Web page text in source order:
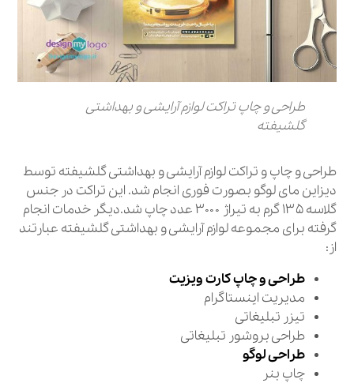
طراحی و چاپ تراکت لوازم آرایشی و بهداشتی
گلشیفته
طراحی و چاپ و تراکت لوازم آرایشی و بهداشتی گلشیفته توسط
دیزاین مای لوگو بصورت فوری انجام شد. این تراکت در جنس
گلاسه ۱۳۵ گرم به تیراژ ۳۰۰۰ عدد چاپ شد.دیگر خدمات انجام
گرفته برای مجموعه لوازم آرایشی و بهداشتی گلشیفته عبارتند
از:
طراحی و چاپ کارت ویزیت
مدیریت اینستاگرام
تیزر تبلیغاتی
طراحی بروشور تبلیغاتی
طراحی لوگو
چاپ بنر